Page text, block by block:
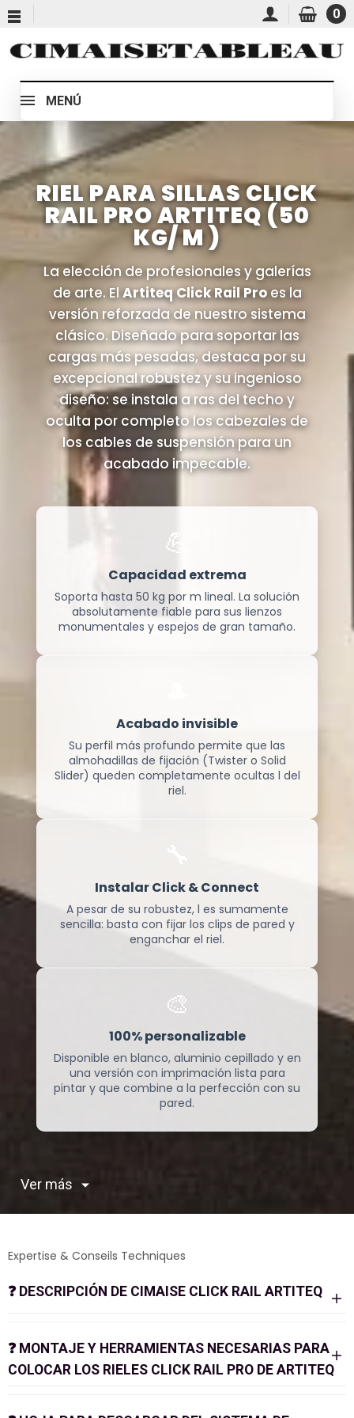
0
MENÚ
RIEL PARA SILLAS CLICK
RAIL PRO ARTITEQ (50
KG/ M )
La elección de profesionales y galerías
de arte. ElArtiteq Click Rail Proes la
versión reforzada de nuestro sistema
clásico. Diseñado para soportar las
cargas más pesadas, destaca por su
excepcional robustez y su ingenioso
diseño: se instala a ras del techo y
oculta por completo los cabezales de
los cables de suspensión para un
acabado impecable.
💪
Capacidad extrema
Soporta hasta 50 kg por m lineal. La solución
absolutamente fiable para sus lienzos
monumentales y espejos de gran tamaño.
Acabado invisible
Su perfil más profundo permite que las
almohadillas de fijación (Twister o Solid
Slider) queden completamente ocultas l del
riel.
Instalar Click & Connect
A pesar de su robustez, l es sumamente
sencilla: basta con fijar los clips de pared y
enganchar el riel.
🎨
100% personalizable
Disponible en blanco, aluminio cepillado y en
una versión con imprimación lista para
pintar y que combine a la perfección con su
pared.
Ver más
Expertise & Conseils Techniques
❓ DESCRIPCIÓN DE CIMAISE CLICK RAIL ARTITEQ
❓ MONTAJE Y HERRAMIENTAS NECESARIAS PARA
COLOCAR LOS RIELES CLICK RAIL PRO DE ARTITEQ